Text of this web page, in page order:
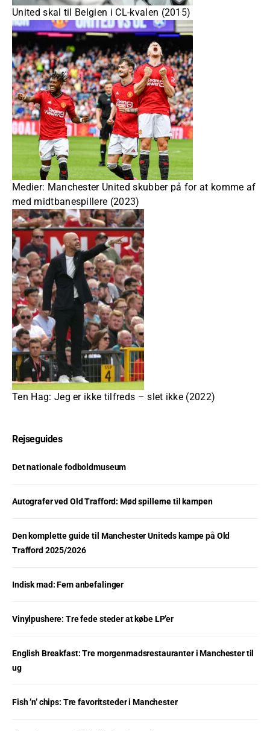
United skal til Belgien i CL-kvalen (2015)
Medier: Manchester United skubber på for at komme af
med midtbanespillere (2023)
Ten Hag: Jeg er ikke tilfreds – slet ikke (2022)
Rejseguides
Det nationale fodboldmuseum
Autografer ved Old Trafford: Mød spillerne til kampen
Den komplette guide til Manchester Uniteds kampe på Old
Trafford 2025/2026
Indisk mad: Fem anbefalinger
Vinylpushere: Tre fede steder at købe LP’er
English Breakfast: Tre morgenmadsrestauranter i Manchester til
ug
Fish ’n’ chips: Tre favoritsteder i Manchester